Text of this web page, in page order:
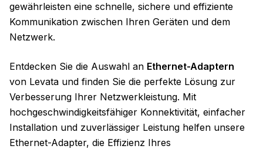
gewährleisten eine schnelle, sichere und effiziente
Kommunikation zwischen Ihren Geräten und dem
Netzwerk.
Entdecken Sie die Auswahl an Ethernet-Adaptern
von Levata und finden Sie die perfekte Lösung zur
Verbesserung Ihrer Netzwerkleistung. Mit
hochgeschwindigkeitsfähiger Konnektivität, einfacher
Installation und zuverlässiger Leistung helfen unsere
Ethernet-Adapter, die Effizienz Ihres